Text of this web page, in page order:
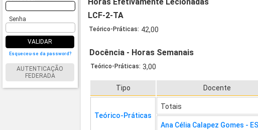
Senha
VALIDAR
Esqueceu-se da password?
AUTENTICAÇÃO
FEDERADA
Horas Efetivamente Lecionadas
LCF-2-TA
Teórico-Práticas: 42,00
Docência - Horas Semanais
Teórico-Práticas: 3,00
Tipo Docente
Teórico-Práticas
Totais
Ana Célia Calapez Gomes -